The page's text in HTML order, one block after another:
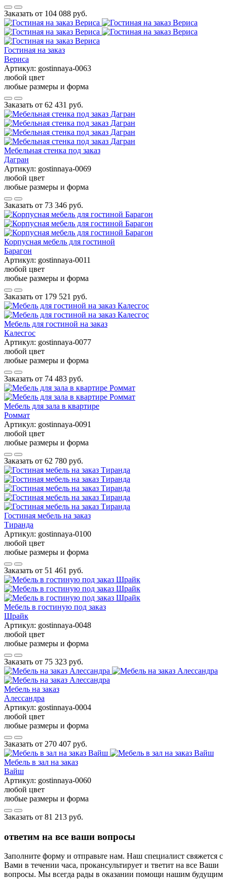
Заказать от 104 088 руб.
Гостиная на заказ
Вериса
Артикул: gostinnaya-0063
любой цвет
любые размеры и форма
Заказать от 62 431 руб.
Мебельная стенка под заказ
Дагран
Артикул: gostinnaya-0069
любой цвет
любые размеры и форма
Заказать от 73 346 руб.
Корпусная мебель для гостиной
Барагон
Артикул: gostinnaya-0011
любой цвет
любые размеры и форма
Заказать от 179 521 руб.
Мебель для гостиной на заказ
Калесгос
Артикул: gostinnaya-0077
любой цвет
любые размеры и форма
Заказать от 74 483 руб.
Мебель для зала в квартире
Роммат
Артикул: gostinnaya-0091
любой цвет
любые размеры и форма
Заказать от 62 780 руб.
Гостиная мебель на заказ
Тиранда
Артикул: gostinnaya-0100
любой цвет
любые размеры и форма
Заказать от 51 461 руб.
Мебель в гостиную под заказ
Шрайк
Артикул: gostinnaya-0048
любой цвет
любые размеры и форма
Заказать от 75 323 руб.
Мебель на заказ
Алессандра
Артикул: gostinnaya-0004
любой цвет
любые размеры и форма
Заказать от 270 407 руб.
Мебель в зал на заказ
Вайш
Артикул: gostinnaya-0060
любой цвет
любые размеры и форма
Заказать от 81 213 руб.
ответим на все ваши вопросы
Заполните форму и отправьте нам. Наш специалист свяжется с
Вами в течении часа, прокансультирует и тветит на все Ваши
вопросы. Мы всегда рады в оказании помощи нашим будущим